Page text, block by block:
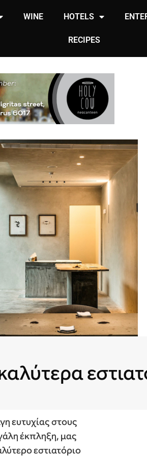
WINE HOTELS
RECIPES
ευτυχίας στους
έκπληξη, μας
εστιατόριο